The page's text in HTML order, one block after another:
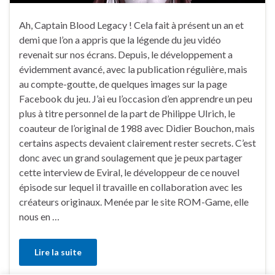
Ah, Captain Blood Legacy ! Cela fait à présent un an et
demi que l’on a appris que la légende du jeu vidéo
revenait sur nos écrans. Depuis, le développement a
évidemment avancé, avec la publication régulière, mais
au compte-goutte, de quelques images sur la page
Facebook du jeu. J’ai eu l’occasion d’en apprendre un peu
plus à titre personnel de la part de Philippe UIrich, le
coauteur de l’original de 1988 avec Didier Bouchon, mais
certains aspects devaient clairement rester secrets. C’est
donc avec un grand soulagement que je peux partager
cette interview de Eviral, le développeur de ce nouvel
épisode sur lequel il travaille en collaboration avec les
créateurs originaux. Menée par le site ROM-Game, elle
nous en …
Lire la suite